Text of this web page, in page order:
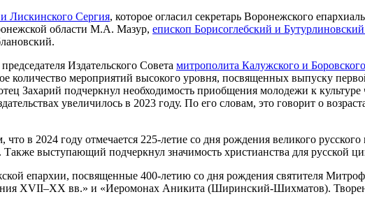
Лискинского Сергия, которое огласил секретарь Воронежского
области М.А. Мазур, епископ Борисоглебский и
Издательского Совета митрополита Калужского и
количество мероприятий высокого уровня, посвященных выпуску
Захарий подчеркнул необходимость приобщения молодежи к
увеличилось в 2023 году. По его словам, это говорит о
в 2024 году отмечается 225-летие со дня рождения великого
выступающий подчеркнул значимость христианства для русской
епархии, посвященные 400-летию со дня рождения святителя
XVII–XX вв.» и «Иеромонах Аникита (Ширинский-Шихматов).